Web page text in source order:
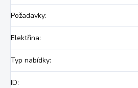
Požadavky:
Elektřina:
Typ nabídky:
ID: